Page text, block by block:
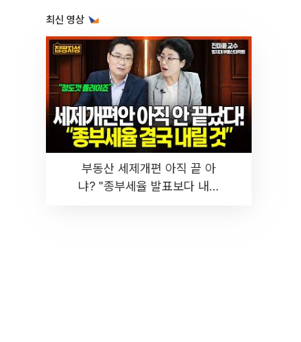
최신 영상
부동산 세제개편 아직 끝 아
냐? "종부세율 발표보다 내릴